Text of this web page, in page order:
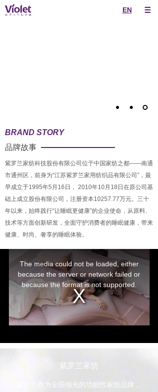
EN
BRAND STORY
品牌故事
紫罗兰家纺科技股份有限公司位于中国家纺之都——南通
市通州区，前身为“江苏紫罗兰家用纺织品有限公司”，最
早成立于1995年5月16日， 2010年10月18日在原公司基
础上成立股份有限公司，注册资本10257.77万元。三十
年以来，始终践行“让睡眠更健康”的企业使命，从原料、
技术等方面创新研发，全面守护消费者的睡眠健康，带来
健康、时尚、奢享的睡眠体验。
紫罗兰家纺
紫罗兰作为全国领先的功能性家纺品牌，